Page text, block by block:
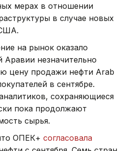
мерах в отношении
в случае новых
на рынок оказало
незначительно
цену продажи нефти Arab
в сентябре.
сохраняющиеся
пока продолжают
сырья.
ОПЕК+ согласовала